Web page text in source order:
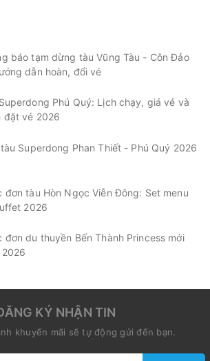
báo tạm dừng tàu Vũng Tàu - Côn Đảo
dẫn hoàn, đổi vé
Phú Quý: Lịch chạy, giá vé và
đặt vé 2026
Superdong Phan Thiết - Phú Quý 2026
đơn tàu Hòn Ngọc Viễn Đông: Set menu
2026
đơn du thuyền Bến Thành Princess mới
KÝ NHẬN TIN
khuyến mãi sẽ tự động gửi đến bạn.